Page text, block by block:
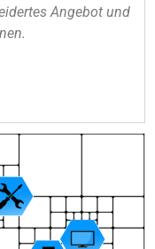
Angebot und